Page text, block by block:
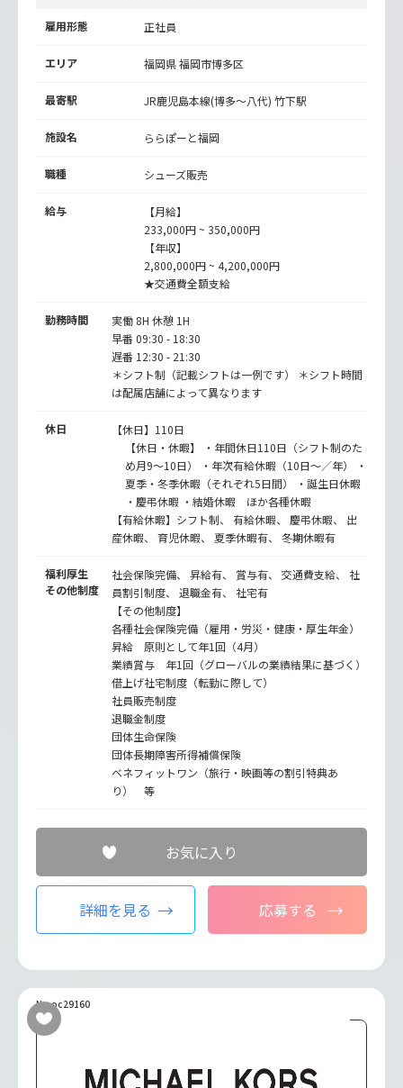
雇用形態 正社員
エリア 福岡県 福岡市博多区
最寄駅 JR鹿児島本線(博多～八代)竹下駅
施設名 ららぽーと福岡
職種 シューズ販売
給与
【月給】
233,000円 ~ 350,000円
【年収】
2,800,000円 ~ 4,200,000円
★交通費全額支給
勤務時間
実働 8H 休憩 1H
早番 09:30 - 18:30
遅番 12:30 - 21:30
＊シフト制（記載シフトは一例です） ＊シフト時間
は配属店舗によって異なります
休日
【休日】110日
【休日・休暇】 ・年間休日110日（シフト制のた
め月9～10日） ・年次有給休暇（10日〜／年） ・
夏季・冬季休暇（それぞれ5日間） ・誕生日休暇
・慶弔休暇 ・結婚休暇 ほか各種休暇
【有給休暇】シフト制、 有給休暇、 慶弔休暇、 出
産休暇、 育児休暇、 夏季休暇有、 冬期休暇有
福利厚生
その他制度
社会保険完備、 昇給有、 賞与有、 交通費支給、 社
員割引制度、 退職金有、 社宅有
【その他制度】
各種社会保険完備（雇用・労災・健康・厚生年金）
昇給 原則として年1回（4月）
業績賞与 年1回（グローバルの業績結果に基づく）
借上げ社宅制度（転勤に際して）
社員販売制度
退職金制度
団体生命保険
団体長期障害所得補償保険
ベネフィットワン（旅行・映画等の割引特典あ
り） 等
お気に入り
詳細を見る 応募する
No.oc29160